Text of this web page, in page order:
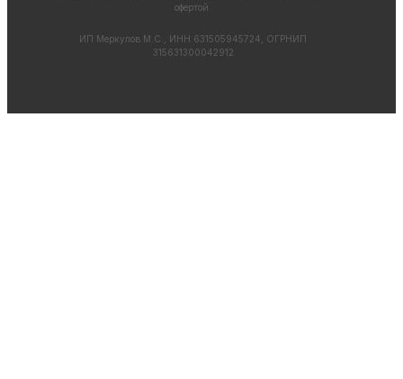
офертой.
ИП Меркулов М.С., ИНН 631505945724, ОГРНИП
315631300042912